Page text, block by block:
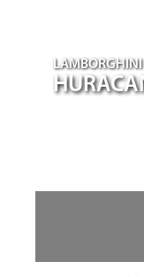
LAMBORGHINI